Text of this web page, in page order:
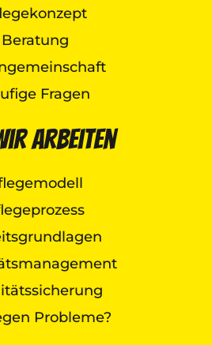
Beratung
Fragen
arbeiten
Probleme?